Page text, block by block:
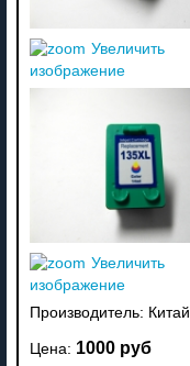
Увеличить
изображение
Увеличить
изображение
Производитель: Китай
Цена: 1000 руб